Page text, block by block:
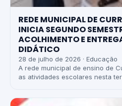
REDE MUNICIPAL DE
INICIA SEGUNDO
ACOLHIMENTO E
DIDÁTICO
28 de julho de 2026 · Educação
A rede municipal de ensino de
as atividades escolares nesta